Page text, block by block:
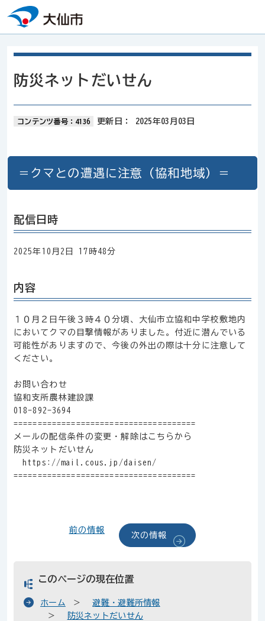
本文へスキップ
防災ネットだいせん
コンテンツ番号：4136 更新日： 2025年03月03日
＝クマとの遭遇に注意（協和地域）＝
配信日時
2025年10月2日 17時48分
内容
１０月２日午後３時４０分頃、大仙市立協和中学校敷地内
においてクマの目撃情報がありました。付近に潜んでいる
可能性がありますので、今後の外出の際は十分に注意して
ください。
お問い合わせ
協和支所農林建設課
018-892-3694
======================================
メールの配信条件の変更・解除はこちらから
防災ネットだいせん
https://mail.cous.jp/daisen/
======================================
前の情報
次の情報
このページの現在位置
ホーム
避難・避難所情報
防災ネットだいせん